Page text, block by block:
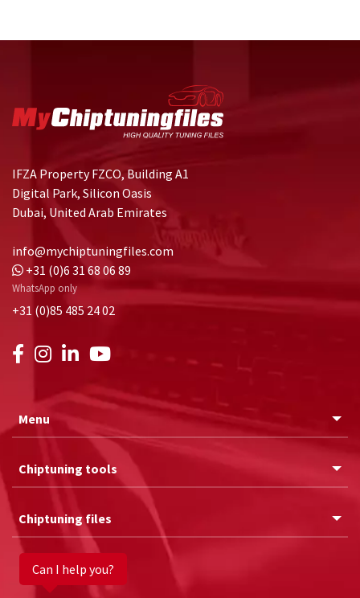
IFZA Property FZCO, Building A1
Digital Park, Silicon Oasis
Dubai, United Arab Emirates
info@mychiptuningfiles.com
+31 (0)6 31 68 06 89
WhatsApp only
+31 (0)85 485 24 02
Menu
Chiptuning tools
Chiptuning files
Can I help you?